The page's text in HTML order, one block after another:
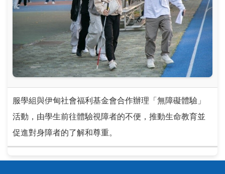
服學組與伊甸社會福利基金會合作辦理「無障礙體驗」
活動，由學生前往體驗視障者的不便，推動生命教育並
促進對身障者的了解和尊重。